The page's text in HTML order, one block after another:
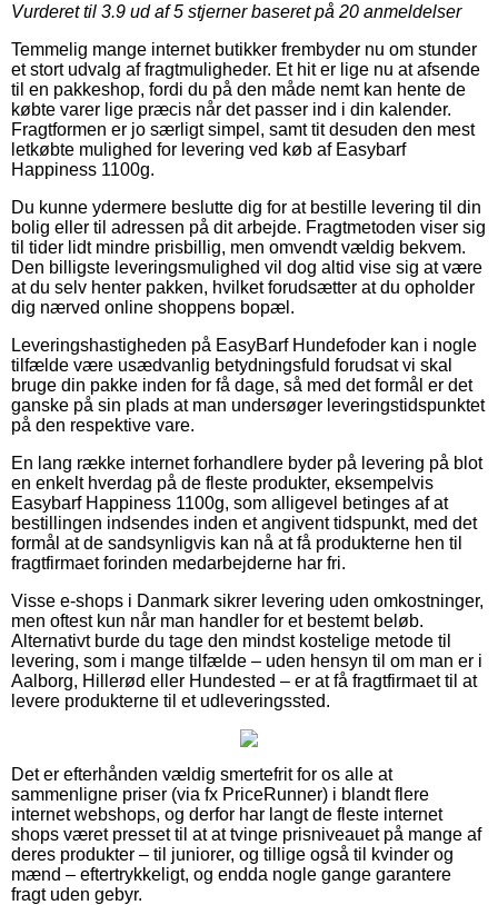
Vurderet til 3.9 ud af 5 stjerner baseret på 20 anmeldelser
Temmelig mange internet butikker frembyder nu om stunder
et stort udvalg af fragtmuligheder. Et hit er lige nu at afsende
til en pakkeshop, fordi du på den måde nemt kan hente de
købte varer lige præcis når det passer ind i din kalender.
Fragtformen er jo særligt simpel, samt tit desuden den mest
letkøbte mulighed for levering ved køb af Easybarf
Happiness 1100g.
Du kunne ydermere beslutte dig for at bestille levering til din
bolig eller til adressen på dit arbejde. Fragtmetoden viser sig
til tider lidt mindre prisbillig, men omvendt vældig bekvem.
Den billigste leveringsmulighed vil dog altid vise sig at være
at du selv henter pakken, hvilket forudsætter at du opholder
dig nærved online shoppens bopæl.
Leveringshastigheden på EasyBarf Hundefoder kan i nogle
tilfælde være usædvanlig betydningsfuld forudsat vi skal
bruge din pakke inden for få dage, så med det formål er det
ganske på sin plads at man undersøger leveringstidspunktet
på den respektive vare.
En lang række internet forhandlere byder på levering på blot
en enkelt hverdag på de fleste produkter, eksempelvis
Easybarf Happiness 1100g, som alligevel betinges af at
bestillingen indsendes inden et angivent tidspunkt, med det
formål at de sandsynligvis kan nå at få produkterne hen til
fragtfirmaet forinden medarbejderne har fri.
Visse e-shops i Danmark sikrer levering uden omkostninger,
men oftest kun når man handler for et bestemt beløb.
Alternativt burde du tage den mindst kostelige metode til
levering, som i mange tilfælde – uden hensyn til om man er i
Aalborg, Hillerød eller Hundested – er at få fragtfirmaet til at
levere produkterne til et udleveringssted.
Det er efterhånden vældig smertefrit for os alle at
sammenligne priser (via fx PriceRunner) i blandt flere
internet webshops, og derfor har langt de fleste internet
shops været presset til at at tvinge prisniveauet på mange af
deres produkter – til juniorer, og tillige også til kvinder og
mænd – eftertrykkeligt, og endda nogle gange garantere
fragt uden gebyr.